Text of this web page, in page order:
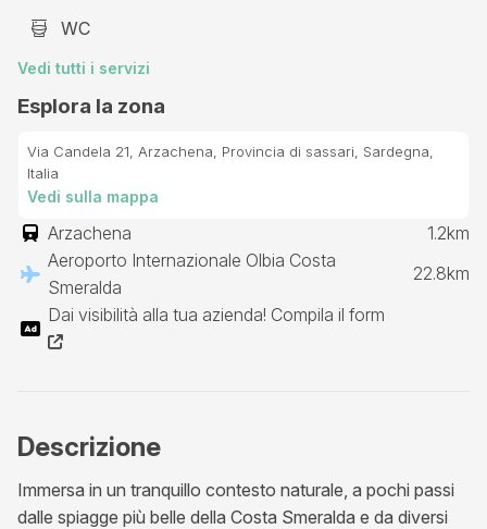
WC
Vedi tutti i servizi
Esplora la zona
Via Candela 21, Arzachena, Provincia di sassari, Sardegna,
Italia
Vedi sulla mappa
Arzachena
1.2km
Aeroporto Internazionale Olbia Costa
Smeralda
22.8km
Dai visibilità alla tua azienda! Compila il form
Descrizione
Immersa in un tranquillo contesto naturale, a pochi passi
dalle spiagge più belle della Costa Smeralda e da diversi